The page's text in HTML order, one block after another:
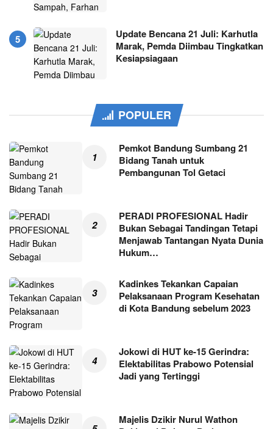
Update Bencana 21 Juli: Karhutla
Marak, Pemda Diimbau Tingkatkan
Kesiapsiagaan
POPULER
Pemkot Bandung Sumbang 21
Bidang Tanah untuk
Pembangunan Tol Getaci
PERADI PROFESIONAL Hadir
Bukan Sebagai Tandingan Tetapi
Menjawab Tantangan Nyata Dunia
Hukum…
Kadinkes Tekankan Capaian
Pelaksanaan Program Kesehatan
di Kota Bandung sebelum 2023
Jokowi di HUT ke-15 Gerindra:
Elektabilitas Prabowo Potensial
Jadi yang Tertinggi
Majelis Dzikir Nurul Wathon